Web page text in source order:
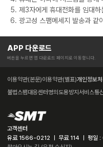
5. 제3자에게 휴대전화를 임대
6. 광고성 스팸메세지 발송과 같
APP 다운로드
버튼을 누르면 앱 다운로드 페이지로 이동합니다.
이용약관(본문)이용약관(별표)개인정보
불법스팸대응센터 명의도용방지서비스통
고객센터
유료 1566-0212 ㅣ 무료 114 ㅣ 평일